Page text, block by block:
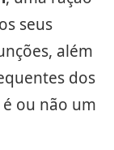
seus
além
dos
ou não um